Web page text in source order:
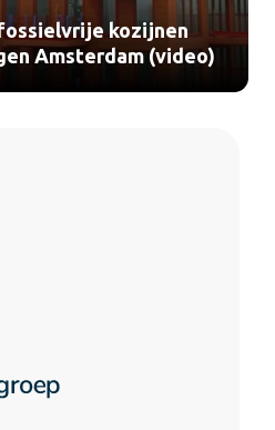
kozijnen
Amsterdam (video)